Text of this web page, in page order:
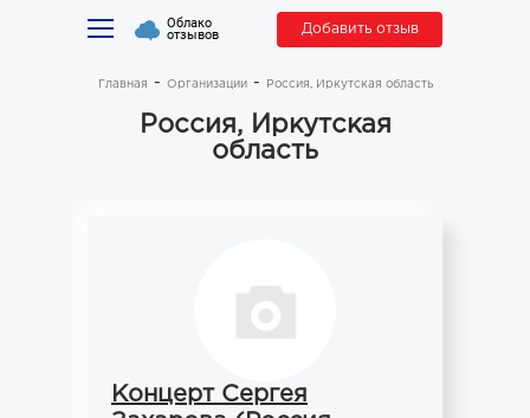
Облако
отзывов Добавить отзыв
Главная Организации Россия, Иркутская область
Россия, Иркутская
область
Концерт Сергея